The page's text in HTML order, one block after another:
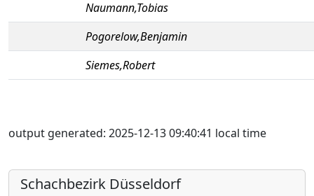
Naumann,Tobias
Pogorelow,Benjamin
Siemes,Robert
output generated: 2025-12-13 09:40:41 local time
Schachbezirk Düsseldorf